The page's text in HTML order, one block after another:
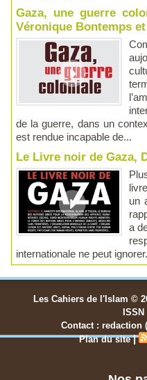
Gaza, une guerre
Véronique Bontemps
de la guerre, dans un
est rendue incapable de...
Le Livre noir de Gaza,
un
a
internationale ne peut
Les Cahiers de l'Islam ©
Contact : redaction
Plan du site |